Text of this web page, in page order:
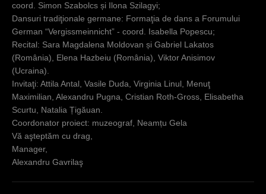
coord. Simon Szabolcs și Ilona Szilagyi;
Dansuri tradiţionale germane: Formaţia de dans a Forumului
German “Vergissmeinnicht” - coord. Isabella Popescu;
Recital: Sara Magdalena Moldovan și Gabriel Lakatos
(România), Elena Hazbeiu (România), Viktor Anisimov
(Ucraina).
Invitaţi: Attila Antal, Vasile Duda, Virginia Linul, Menuţ
Maximilian, Alexandru Pugna, Cristian Roth-Gross, Elisabetha
Scurtu, Natalia Țigăuan.
Coordonator proiect: muzeograf, Neamțu Gela
Vă aşteptăm cu drag,
Manager,
Alexandru Gavrilaş